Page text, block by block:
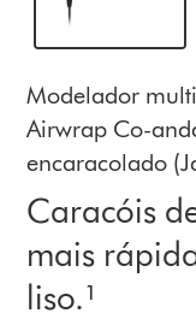
Modelador
Airwrap Co-
encaracolado
Caracóis
mais
liso.¹